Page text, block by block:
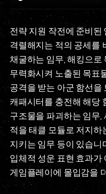
전략 지원 작전에 준비된
격렬해지는 적의 공세를
채굴하는 임무, 해킹으로
무력화시켜 노출된 목표
공격을 받는 아군 함선을
캐패시터를 충전해 해당
구조물을 파괴하는 임무
적을 태클 모듈로 저지하
지키는 임무 등이 있습니
입체적 성운 표현 효과가
게임플레이에 몰입감을